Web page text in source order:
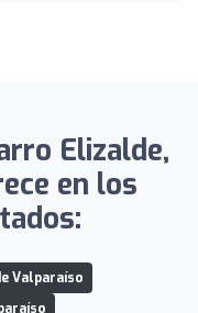
Elizalde,
en los
Valparaíso